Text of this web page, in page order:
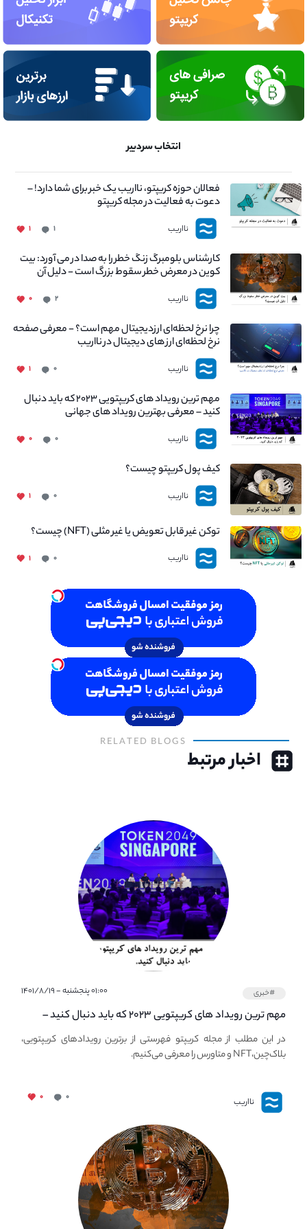
انتخاب سردبیر
فعالان حوزه کریپتو، نااریب یک خبر برای شما دارد! –
دعوت به فعالیت در مجله کریپتو
نااریب ۱ ۱
کارشناس بلومبرگ زنگ خطر را به صدا در می آورد: بیت
کوین در معرض خطر سقوط بزرگ است - دلیل آن
چیست؟
نااریب ۲ ۰
چرا نرخ لحظه‌ای ارزدیجیتال مهم است؟ - معرفی صفحه
نرخ لحظه‌ای ارز های دیجیتال در نااریب
نااریب ۰ ۱
مهم ترین رویداد های کریپتویی ۲۰۲۳ که باید دنبال
کنید – معرفی بهترین رویداد های جهانی
نااریب ۰ ۰
کیف پول کریپتو چیست؟
نااریب ۰ ۱
توکن غیر قابل تعویض یا غیر مثلی (NFT) چیست؟
نااریب ۰ ۱
RELATED BLOGS
اخبار مرتبط
#خبری ۰۱:۰۰ پنجشنبه - ۱۴۰۱/۸/۱۹
مهم ترین رویداد های کریپتویی ۲۰۲۳ که باید دنبال کنید –
معرفی بهترین رویداد های جهانی
در این مطلب از مجله کریپتو فهرستی از برترین رویدادهای کریپتویی،
بلاک‌چین،NFT و متاورس را معرفی می‌کنیم.
نااریب ۰ ۰